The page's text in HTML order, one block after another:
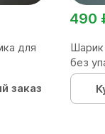
для
заказ
490
Шарик
без